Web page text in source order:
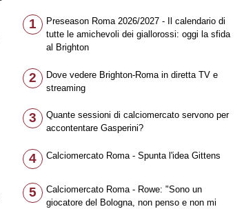
1
Preseason Roma 2026/2027 - Il calendario di
tutte le amichevoli dei giallorossi: oggi la sfida
al Brighton
2
Dove vedere Brighton-Roma in diretta TV e
streaming
3
Quante sessioni di calciomercato servono per
accontentare Gasperini?
4 Calciomercato Roma - Spunta l'idea Gittens
5
Calciomercato Roma - Rowe: "Sono un
giocatore del Bologna, non penso e non mi